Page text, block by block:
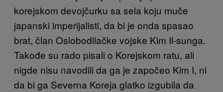
korejskom devojčurku sa sela koju muče
japanski imperijalisti, da bi je onda spasao
brat, član Oslobodilačke vojske Kim Il-sunga.
Takođe su rado pisali o Korejskom ratu, ali
nigde nisu navodili da ga je započeo Kim I, ni
da bi ga Severna Koreja glatko izgubila da